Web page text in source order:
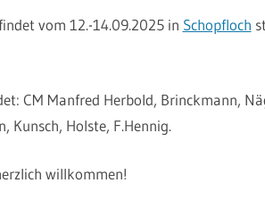
vom 12.-14.09.2025 in Schopfloch
CM Manfred Herbold, Brinckmann,
Kunsch, Holste, F.Hennig.
willkommen!